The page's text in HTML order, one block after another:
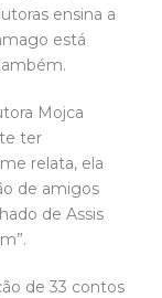
ensina a
está
Mojca
ter
relata, ela
de amigos
de Assis
de 33 contos